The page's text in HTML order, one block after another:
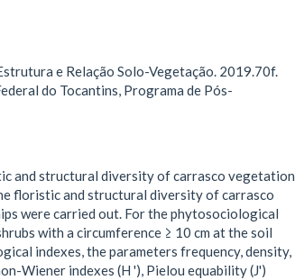
e Relação Solo-Vegetação. 2019.70f.
do Tocantins, Programa de Pós-
and structural diversity of carrasco vegetation
floristic and structural diversity of carrasco
were carried out. For the phytosociological
with a circumference ≥ 10 cm at the soil
indexes, the parameters frequency, density,
Wiener indexes (H '), Pielou equability (J')